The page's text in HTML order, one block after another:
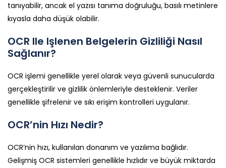
tanıyabilir, ancak el yazısı tanıma doğruluğu, basılı metinlere
kıyasla daha düşük olabilir.
OCR Ile Işlenen Belgelerin Gizliliği Nasıl
Sağlanır?
OCR işlemi genellikle yerel olarak veya güvenli sunucularda
gerçekleştirilir ve gizlilik önlemleriyle desteklenir. Veriler
genellikle şifrelenir ve sıkı erişim kontrolleri uygulanır.
OCR’nin Hızı Nedir?
OCR’nin hızı, kullanılan donanım ve yazılıma bağlıdır.
Gelişmiş OCR sistemleri genellikle hızlıdır ve büyük miktarda